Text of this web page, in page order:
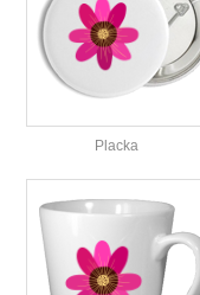
Placka